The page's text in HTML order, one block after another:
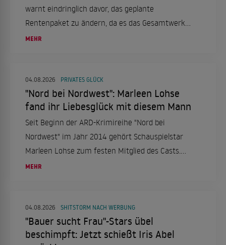
warnt eindringlich davor, das geplante
Rentenpaket zu ändern, da es das Gesamtwerk
ins Wanken bringen könnte. Die
Generationengerechtigkeit sicherstellen soll.
MEHR
04.08.2026 PRIVATES GLÜCK
"Nord bei Nordwest": Marleen Lohse
fand ihr Liebesglück mit diesem Mann
Seit Beginn der ARD-Krimireihe "Nord bei
Nordwest" im Jahr 2014 gehört Schauspielstar
Marleen Lohse zum festen Mitglied des Casts.
Auch privat hat die 42-jährige inzwischen ihr
MEHR
04.08.2026 SHITSTORM NACH WERBUNG
"Bauer sucht Frau"-Stars übel
beschimpft: Jetzt schießt Iris Abel